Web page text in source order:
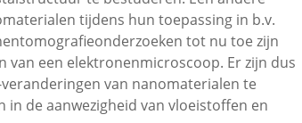
tijdens hun toepassing in b.v.
tot nu toe zijn
een elektronenmicroscoop. Er zijn dus
van nanomaterialen te
de aanwezigheid van vloeistoffen en